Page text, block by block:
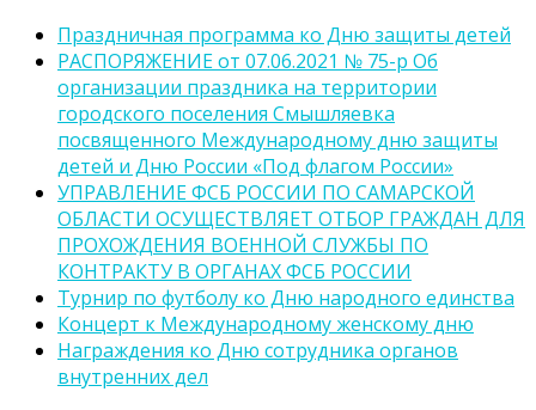
Праздничная программа ко Дню защиты детей
РАСПОРЯЖЕНИЕ от 07.06.2021 № 75-р Об
организации праздника на территории
городского поселения Смышляевка
посвященного Международному дню защиты
детей и Дню России «Под флагом России»
УПРАВЛЕНИЕ ФСБ РОССИИ ПО САМАРСКОЙ
ОБЛАСТИ ОСУЩЕСТВЛЯЕТ ОТБОР ГРАЖДАН ДЛЯ
ПРОХОЖДЕНИЯ ВОЕННОЙ СЛУЖБЫ ПО
КОНТРАКТУ В ОРГАНАХ ФСБ РОССИИ
Турнир по футболу ко Дню народного единства
Концерт к Международному женскому дню
Награждения ко Дню сотрудника органов
внутренних дел